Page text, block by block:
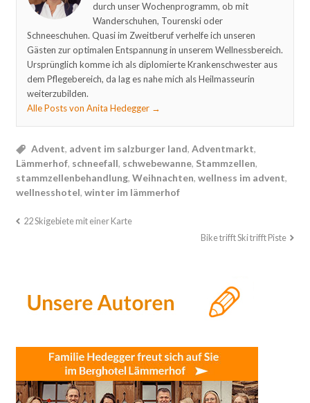
durch unser Wochenprogramm, ob mit
Wanderschuhen, Tourenski oder
Schneeschuhen. Quasi im Zweitberuf verhelfe ich unseren
Gästen zur optimalen Entspannung in unserem Wellnessbereich.
Ursprünglich komme ich als diplomierte Krankenschwester aus
dem Pflegebereich, da lag es nahe mich als Heilmasseurin
weiterzubilden.
Alle Posts von Anita Hedegger →
Advent, advent im salzburger land,Adventmarkt,
Lämmerhof, schneefall, schwebewanne, Stammzellen,
stammzellenbehandlung, Weihnachten, wellness im advent,
wellnesshotel, winter im lämmerhof
22 Skigebiete mit einer Karte
Bike trifft Ski trifft Piste